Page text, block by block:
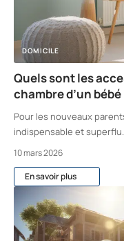
DOMICILE
Quels sont les
chambre d’un bébé
Pour les nouveaux
indispensable et superflu
10 mars 2026
En savoir plus